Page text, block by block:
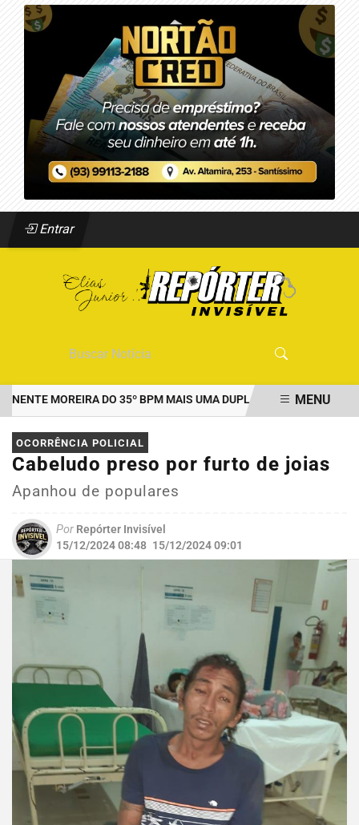
Entrar
MOREIRA DO 35º BPM MAIS UMA DUPLA PRESA POR TRÁFICO
EM ALTA
MENU
OCORRÊNCIA POLICIAL
Cabeludo preso por furto de joias
Apanhou de populares
Por Repórter Invisível
15/12/2024 08:48 15/12/2024 09:01